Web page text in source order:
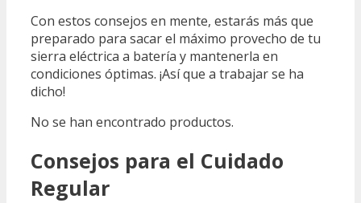
Con estos consejos en mente, estarás más que
preparado para sacar el máximo provecho de tu
sierra eléctrica a batería y mantenerla en
condiciones óptimas. ¡Así que a trabajar se ha
dicho!
No se han encontrado productos.
Consejos para el Cuidado
Regular